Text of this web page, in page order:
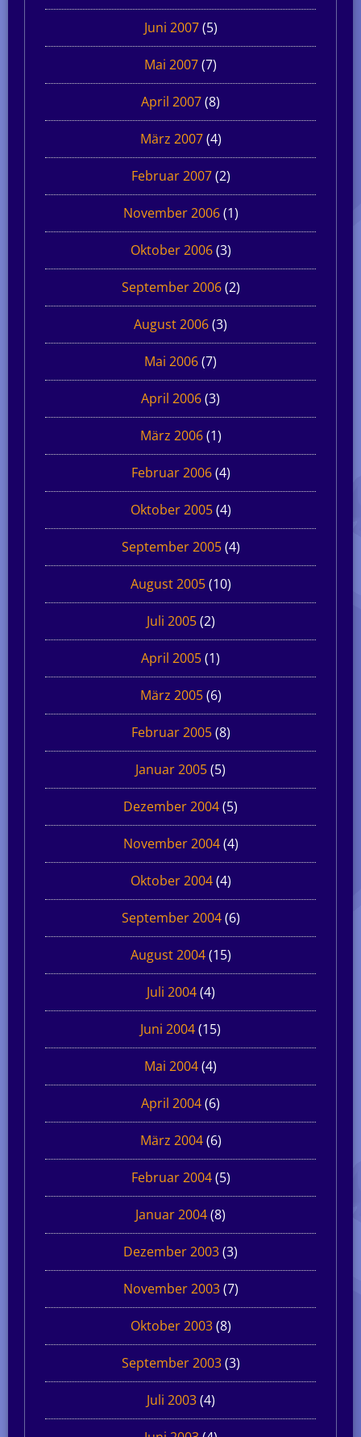
Juni 2007(5)
Mai 2007(7)
April 2007(8)
März 2007(4)
Februar 2007(2)
November 2006(1)
Oktober 2006(3)
September 2006(2)
August 2006(3)
Mai 2006(7)
April 2006(3)
März 2006(1)
Februar 2006(4)
Oktober 2005(4)
September 2005(4)
August 2005(10)
Juli 2005(2)
April 2005(1)
März 2005(6)
Februar 2005(8)
Januar 2005(5)
Dezember 2004(5)
November 2004(4)
Oktober 2004(4)
September 2004(6)
August 2004(15)
Juli 2004(4)
Juni 2004(15)
Mai 2004(4)
April 2004(6)
März 2004(6)
Februar 2004(5)
Januar 2004(8)
Dezember 2003(3)
November 2003(7)
Oktober 2003(8)
September 2003(3)
Juli 2003(4)